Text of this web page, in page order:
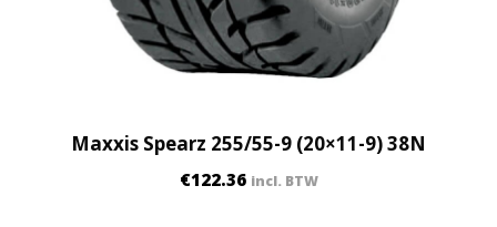
Maxxis Spearz 255/55-9 (20×11-9) 38N
€122.36 incl. BTW